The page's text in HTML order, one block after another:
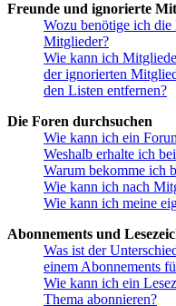
Freunde und ignorierte
Wozu benötige ich
Mitglieder?
Wie kann ich
der ignorierten
den Listen entfernen?
Die Foren durchsuchen
Wie kann ich ein
Weshalb erhalte ich
Warum bekomme ich
Wie kann ich nach
Wie kann ich meine
Abonnements und
Was ist der
einem Abonnements
Wie kann ich ein
Thema abonnieren?